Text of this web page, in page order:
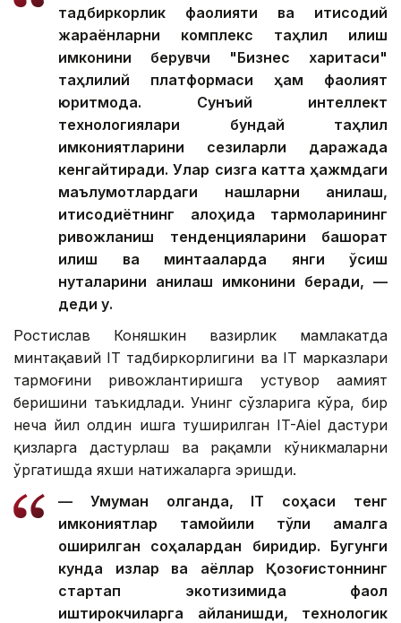
тадбиркорлик фаолияти ва иқтисодий
жараёнларни комплекс таҳлил қилиш
имконини берувчи "Бизнес харитаси"
таҳлилий платформаси ҳам фаолият
юритмоқда. Сунъий интеллект
технологиялари бундай таҳлил
имкониятларини сезиларли даражада
кенгайтиради. Улар сизга катта ҳажмдаги
маълумотлардаги нақшларни аниқлаш,
иқтисодиётнинг алоҳида тармоқларининг
ривожланиш тенденцияларини башорат
қилиш ва минтақаларда янги ўсиш
нуқталарини аниқлаш имконини беради, —
деди у.
Ростислав Коняшкин вазирлик мамлакатда
минтақавий IТ тадбиркорлигини ва IТ марказлари
тармоғини ривожлантиришга устувор аҳамият
беришини таъкидлади. Унинг сўзларига кўра, бир
неча йил олдин ишга туширилган IT-Aiel дастури
қизларга дастурлаш ва рақамли кўникмаларни
ўргатишда яхши натижаларга эришди.
— Умуман олганда, IТ соҳаси тенг
имкониятлар тамойили тўлиқ амалга
оширилган соҳалардан биридир. Бугунги
кунда қизлар ва аёллар Қозоғистоннинг
стартап экотизимида фаол
иштирокчиларга айланишди, технологик